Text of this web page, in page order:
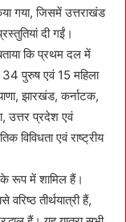
गया, जिसमें उत्तराखंड
दी गईं।
कि प्रथम दल में
34 पुरुष एवं 15 महिला
झारखंड, कर्नाटक,
उत्तर प्रदेश एवं
विविधता एवं राष्ट्रीय
रूप में शामिल हैं।
तीर्थयात्री हैं,